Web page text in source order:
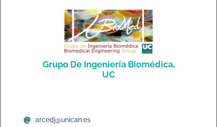
Grupo De Ingeniería Biomédica,
UC
arcedj@unican.es